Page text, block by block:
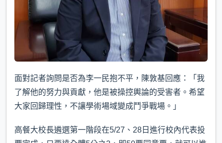
面對記者詢問是否為李一民抱不平，陳敦基回應：「我
了解他的努力與貢獻，他是被操控輿論的受害者。希望
大家回歸理性，不讓學術場域變成鬥爭戰場。」
高餐大校長遴選第一階段在5/27、28日進行校內代表投